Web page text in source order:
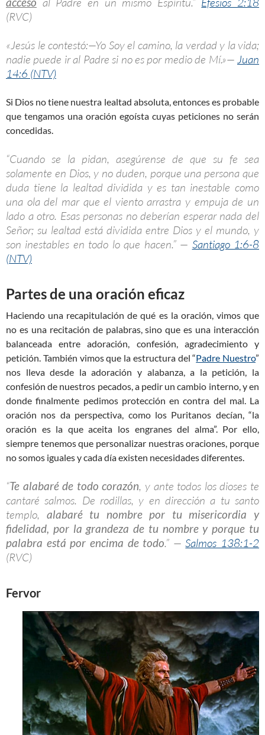
(RVC)
«Jesús le contestó:—Yo Soy el camino, la verdad y la vida;
nadie puede ir al Padre si no es por medio de Mí.»— Juan
14:6 (NTV)
Si Dios no tiene nuestra lealtad absoluta, entonces es probable
que tengamos una oración egoísta cuyas peticiones no serán
concedidas.
“Cuando se la pidan, asegúrense de que su fe sea
solamente en Dios, y no duden, porque una persona que
duda tiene la lealtad dividida y es tan inestable como
una ola del mar que el viento arrastra y empuja de un
lado a otro. Esas personas no deberían esperar nada del
Señor; su lealtad está dividida entre Dios y el mundo, y
son inestables en todo lo que hacen.” — Santiago 1:6-8
(NTV)
Partes de una oración eficaz
Haciendo una recapitulación de qué es la oración, vimos que
no es una recitación de palabras, sino que es una interacción
balanceada entre adoración, confesión, agradecimiento y
petición. También vimos que la estructura del “Padre Nuestro”
nos lleva desde la adoración y alabanza, a la petición, la
confesión de nuestros pecados, a pedir un cambio interno, y en
donde finalmente pedimos protección en contra del mal. La
oración nos da perspectiva, como los Puritanos decían, “la
oración es la que aceita los engranes del alma”. Por ello,
siempre tenemos que personalizar nuestras oraciones, porque
no somos iguales y cada día existen necesidades diferentes.
“Te alabaré de todo corazón, y ante todos los dioses te
cantaré salmos. De rodillas, y en dirección a tu santo
templo, alabaré tu nombre por tu misericordia y
fidelidad, por la grandeza de tu nombre y porque tu
palabra está por encima de todo.” —Salmos 138:1-2
(RVC)
Fervor